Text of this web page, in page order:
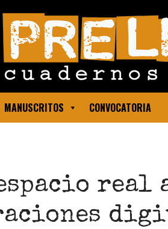
MANUSCRITOS CONVOCATORIA
real